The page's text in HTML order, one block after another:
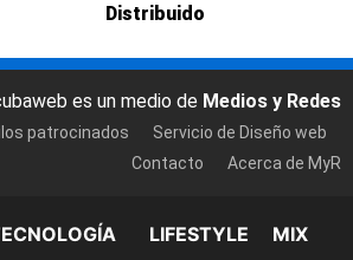
Distribuido
es un medio de Medios y Redes
patrocinados
Servicio de Diseño web
Contacto
Acerca de MyR
LIFESTYLE MIX